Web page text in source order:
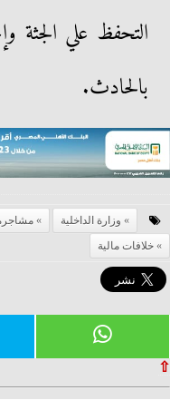
التحفظ علي الجثة
بالحادث.
وزارة الداخلية
خلافات مالية
⇧